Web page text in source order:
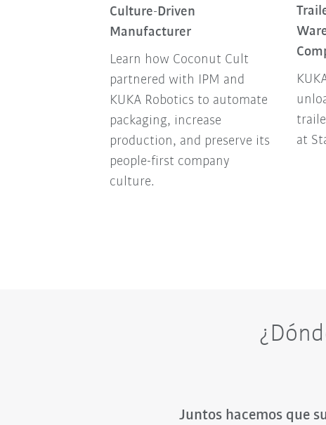
Culture-Driven
Manufacturer
Learn how Coconut Cult
partnered with IPM and
KUKA Robotics to automate
packaging, increase
production, and preserve its
people-first company
culture.
at
Juntos hacemos que